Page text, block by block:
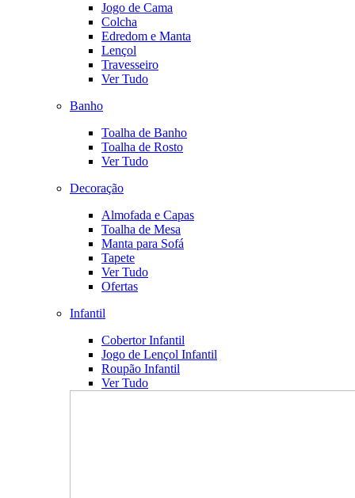
Jogo de Cama
Colcha
Edredom e Manta
Lençol
Travesseiro
Ver Tudo
Banho
Toalha de Banho
Toalha de Rosto
Ver Tudo
Decoração
Almofada e Capas
Toalha de Mesa
Manta para Sofá
Tapete
Ver Tudo
Ofertas
Infantil
Cobertor Infantil
Jogo de Lençol Infantil
Roupão Infantil
Ver Tudo